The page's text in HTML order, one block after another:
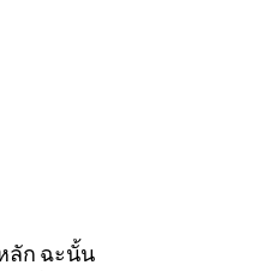
ลัก ฉะนั้น